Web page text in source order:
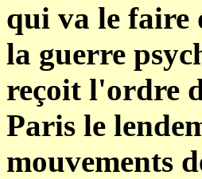
qui va le faire
la guerre
reçoit l'ordre
Paris le
mouvements